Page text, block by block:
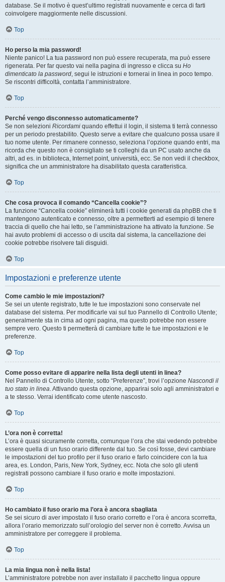
database. Se il motivo è quest’ultimo registrati nuovamente e cerca di farti
coinvolgere maggiormente nelle discussioni.
Top
Ho perso la mia password!
Niente panico! La tua password non può essere recuperata, ma può essere
rigenerata. Per far questo vai nella pagina di ingresso e clicca su Ho
dimenticato la password, segui le istruzioni e tornerai in linea in poco tempo.
Se riscontri difficoltà, contatta l’amministratore.
Top
Perché vengo disconnesso automaticamente?
Se non selezioni Ricordami quando effettui il login, il sistema ti terrà connesso
per un periodo prestabilito. Questo serve a evitare che qualcuno possa usare il
tuo nome utente. Per rimanere connesso, seleziona l’opzione quando entri, ma
ricorda che questo non è consigliato se ti colleghi da un PC usato anche da
altri, ad es. in biblioteca, Internet point, università, ecc. Se non vedi il checkbox,
significa che un amministratore ha disabilitato questa caratteristica.
Top
Che cosa provoca il comando “Cancella cookie”?
La funzione “Cancella cookie” eliminerà tutti i cookie generati da phpBB che ti
mantengono autenticato e connesso, oltre a permetterti ad esempio di tenere
traccia di quello che hai letto, se l’amministrazione ha attivato la funzione. Se
hai avuto problemi di accesso o di uscita dal sistema, la cancellazione dei
cookie potrebbe risolvere tali disguidi.
Top
Impostazioni e preferenze utente
Come cambio le mie impostazioni?
Se sei un utente registrato, tutte le tue impostazioni sono conservate nel
database del sistema. Per modificarle vai sul tuo Pannello di Controllo Utente;
generalmente sta in cima ad ogni pagina, ma questo potrebbe non essere
sempre vero. Questo ti permetterà di cambiare tutte le tue impostazioni e le
preferenze.
Top
Come posso evitare di apparire nella lista degli utenti in linea?
Nel Pannello di Controllo Utente, sotto “Preferenze”, trovi l’opzione Nascondi il
tuo stato in linea. Attivando questa opzione, apparirai solo agli amministratori e
a te stesso. Verrai identificato come utente nascosto.
Top
L’ora non è corretta!
L’ora è quasi sicuramente corretta, comunque l’ora che stai vedendo potrebbe
essere quella di un fuso orario differente dal tuo. Se così fosse, devi cambiare
le impostazioni del tuo profilo per il fuso orario e farlo coincidere con la tua
area, es. London, Paris, New York, Sydney, ecc. Nota che solo gli utenti
registrati possono cambiare il fuso orario e molte impostazioni.
Top
Ho cambiato il fuso orario ma l’ora è ancora sbagliata
Se sei sicuro di aver impostato il fuso orario corretto e l’ora è ancora scorretta,
allora l’orario memorizzato sull’orologio del server non è corretto. Avvisa un
amministratore per correggere il problema.
Top
La mia lingua non è nella lista!
L’amministratore potrebbe non aver installato il pacchetto lingua oppure